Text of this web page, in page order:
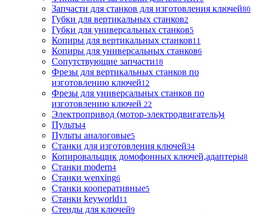
Запчасти для станков для изготовления ключей80
Губки для вертикальных станков2
Губки для универсальных станков5
Копиры для вертикальных станков11
Копиры для универсальных станков6
Сопутствующие запчасти18
Фрезы для вертикальных станков по
изготовлению ключей12
Фрезы для универсальных станков по
изготовлению ключей 22
Электропривод (мотор-электродвигатель)4
Пульты4
Пульты аналоговые5
Станки для изготовления ключей34
Копировальщик домофонных ключей,адаптеры8
Станки modern4
Станки wenxing6
Станки кооперативные5
Станки keyworld11
Стенды для ключей9